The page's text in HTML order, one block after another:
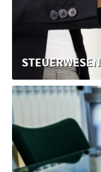
STEUERWESEN